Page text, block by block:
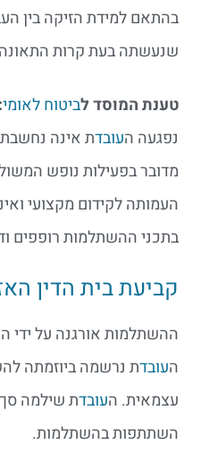
בהתאם למידת הזיקה בין
שנעשתה בעת קרות התאונה
טענת המוסד לביטוח לאומי:
נפגעה העובדת אינה נחשבת
מדובר בפעילות נופש
העמותה לקידום מקצועי
בתכני ההשתלמות רופפים
קביעת בית הדין
ההשתלמות אורגנה על ידי
העובדת נרשמה ביוזמתה
עצמאית. העובד
השתתפות בהשתלמות.